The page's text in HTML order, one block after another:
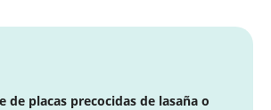
de placas precocidas de lasaña o